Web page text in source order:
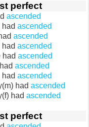
perfect
ascended
had ascended
ascended
had ascended
had ascended
ascended
had ascended
had ascended
had ascended
perfect